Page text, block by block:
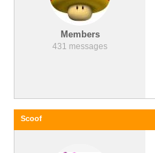
Members
431 messages
Scoof